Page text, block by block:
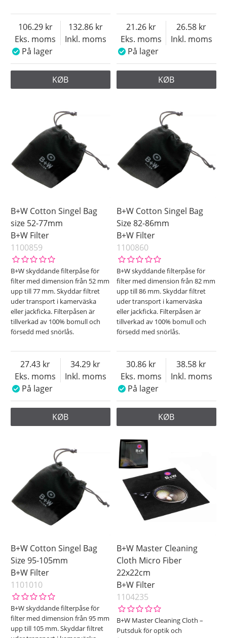
Eks. moms
106.29
Inkl. moms
132.86
På lager
KØB
Eks. moms
21.26
Inkl. moms
26.58
På lager
KØB
B+W Cotton Singel Bag
size 52-77mm
B+W Filter
1100859
B+W skyddande filterpåse för
filter med dimension från 52 mm
upp till 77 mm. Skyddar filtret
uder transport i kamerväska
eller jackficka. Filterpåsen är
tillverkad av 100% bomull och
försedd med snörlås.
Eks. moms
27.43
Inkl. moms
34.29
På lager
KØB
B+W Cotton Singel Bag
Size 82-86mm
B+W Filter
1100860
B+W skyddande filterpåse för
filter med dimension från 82 mm
upp till 86 mm. Skyddar filtret
uder transport i kamerväska
eller jackficka. Filterpåsen är
tillverkad av 100% bomull och
försedd med snörlås.
Eks. moms
30.86
Inkl. moms
38.58
På lager
KØB
B+W Cotton Singel Bag
Size 95-105mm
B+W Filter
1101010
B+W skyddande filterpåse för
filter med dimension från 95 mm
upp till 105 mm. Skyddar filtret
B+W Master Cleaning
Cloth Micro Fiber
22x22cm
B+W Filter
1104235
B+W Master Cleaning Cloth –
Putsduk för optik och